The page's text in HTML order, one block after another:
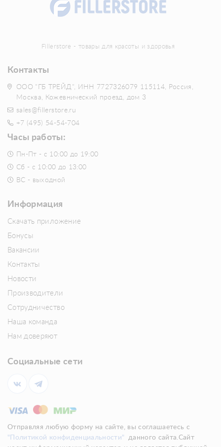
Fillerstore - товары для красоты и здоровья
Контакты
ООО "ГБ ТРЕЙД", ИНН 7727326079 115114, Россия,
Москва, Кожевнический проезд, дом 3
sales@fillerstore.ru
+7 (495) 54-54-704
Часы работы:
Пн-Пт - с 10:00 до 19:00
Сб - с 10:00 до 13:00
ВС - выходной
Информация
Скачать приложение
Бонусы
Вакансии
Контакты
Новости
Производители
Сотрудничество
Наша команда
Нам доверяют
Социальные сети
Отправляя любую форму на сайте, вы соглашаетесь с
"Политикой конфиденциальности"
данного сайта.Сайт